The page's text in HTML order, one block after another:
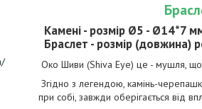
Камені - розмір Ø5 - Ø14*7
Браслет - розмір (довжина)
Око Шиви (Shiva Eye) це - мушля, що
Згідно з легендою, камінь-
при собі, завжди оберігається